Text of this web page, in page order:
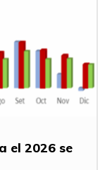
el 2026 se